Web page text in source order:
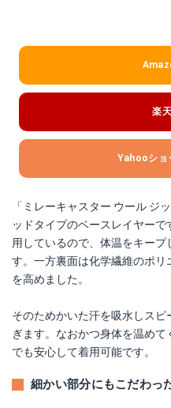
楽
Yahooショ
「ミレーキャスター ウール ジ
ッドタイプのベースレイヤー
用しているので、体温をキー
す。一方裏面は化学繊維のポ
を高めました。
そのためかいた汗を吸水しス
ぎます。なおかつ身体を温め
でも安心して着用可能です。
細かい部分にもこだわっ